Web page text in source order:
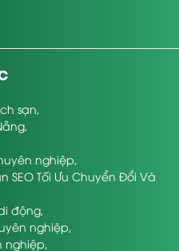
sạn,
,
nghiệp,
SEO Tối Ưu Chuyển Đổi Và
động,
nghiệp,
nghiệp,